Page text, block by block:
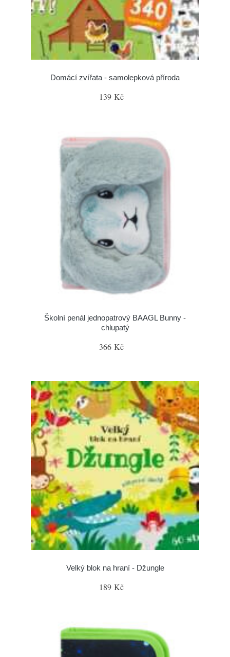
Domácí zvířata - samolepková příroda
139 Kč
Školní penál jednopatrový BAAGL Bunny -
chlupatý
366 Kč
Velký blok na hraní - Džungle
189 Kč